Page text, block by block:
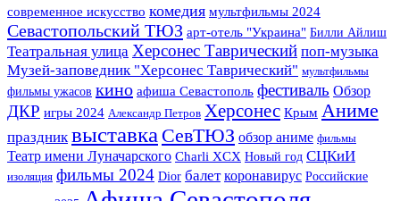
современное искусство комедия мультфильмы 2024
Севастопольский ТЮЗ арт-отель "Украина" Билли Айлиш
Театральная улица Херсонес Таврический поп-музыка
Музей-заповедник "Херсонес Таврический" мультфильмы
фильмы ужасов кино афиша Севастополь фестиваль Обзор
ДКР игры 2024 Александр Петров Херсонес Крым Аниме
праздник выставка СевТЮЗ обзор аниме фильмы
Театр имени Луначарского Charli XCX Новый год СЦКиИ
изоляция фильмы 2024 Dior балет коронавирус Российские